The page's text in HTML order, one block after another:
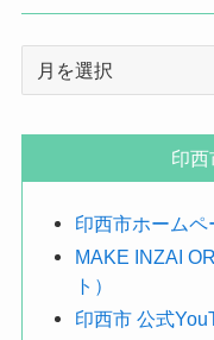
す
印西
印西市ホームペ
MAKE INZAI
ト）
印西市 公式